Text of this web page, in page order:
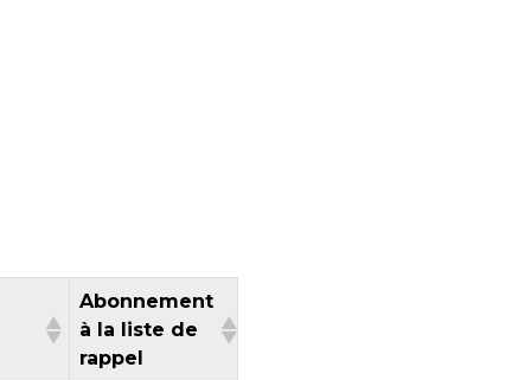
Abonnement
à la liste de
rappel